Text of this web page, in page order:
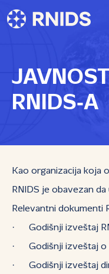
RNIDS‑A
Kao organizacija koja
RNIDS je obavezan
Relevantni dokumenti
· Godišnji izveštaj
· Godišnji izveštaj o
· Godišnji izveštaj